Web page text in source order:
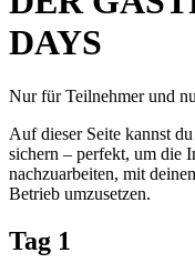
DAYS
Nur für Teilnehmer und
Auf dieser Seite kannst
sichern – perfekt, um die
nachzuarbeiten, mit
Betrieb umzusetzen.
Tag 1